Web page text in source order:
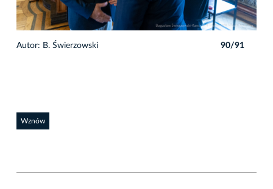
Autor: B. Świerzowski 90/91
Wznów